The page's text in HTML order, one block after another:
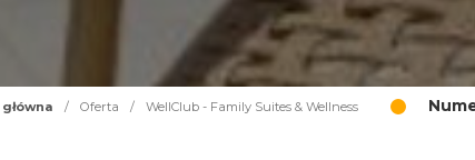
/ Oferta / WellClub - Family Suites & Wellness